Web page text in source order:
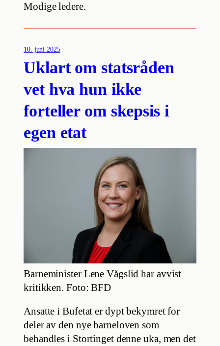
Modige ledere.
10. juni 2025
Uklart om statsråden
vet hva hun ikke
forteller om skepsis i
egen etat
Barneminister Lene Vågslid har avvist
kritikken. Foto: BFD
Ansatte i Bufetat er dypt bekymret for
deler av den nye barneloven som
behandles i Stortinget denne uka, men det